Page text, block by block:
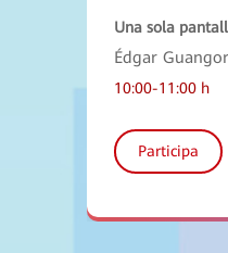
Una sola
Édgar
10:00-11:00 h
Participa